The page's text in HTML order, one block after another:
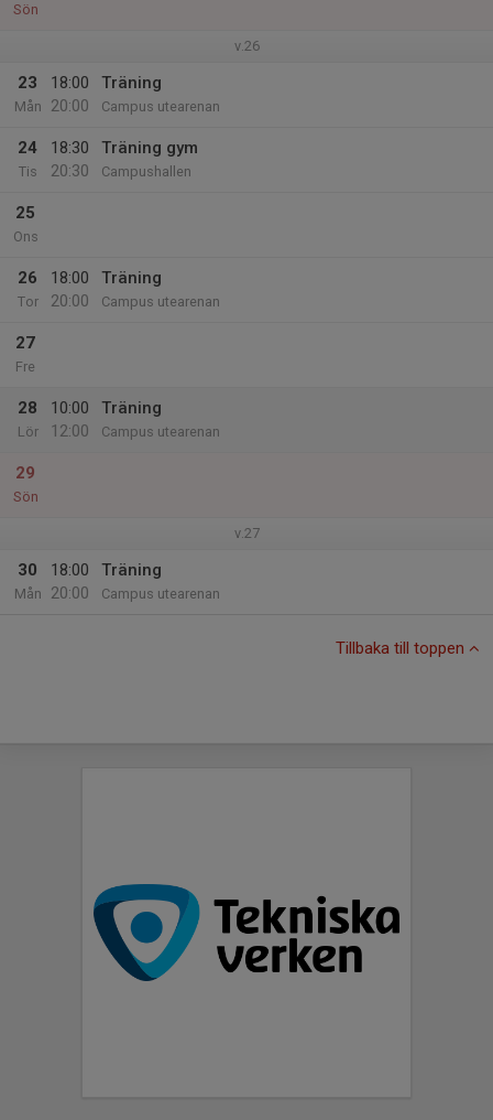
Sön
v.26
23
Mån
18:00
20:00
Träning
Campus utearenan
24
Tis
18:30
20:30
Träning gym
Campushallen
25
Ons
26
Tor
18:00
20:00
Träning
Campus utearenan
27
Fre
28
Lör
10:00
12:00
Träning
Campus utearenan
29
Sön
v.27
30
Mån
18:00
20:00
Träning
Campus utearenan
Tillbaka till toppen